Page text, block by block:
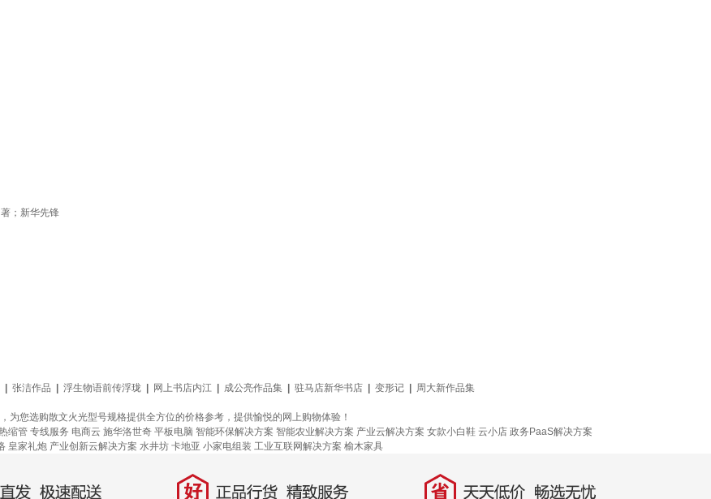
；新华先锋
张洁作品 浮生物语前传浮珑 网上书店内江 成公亮作品集 驻马店新华书店 变形记
周大新作品集
您选购散文火光型号规格提供全方位的价格参考，提供愉悦的网上购物体验！
缩管 专线服务 电商云 施华洛世奇 平板电脑 智能环保解决方案 智能农业解决方案 产业云解决方案 女款小白鞋 云小店 政务PaaS解决方案
皇家礼炮 产业创新云解决方案 水井坊 卡地亚 小家电组装 工业互联网解决方案 榆木家具
，极速配送 好 正品行货，精致服务 省 天天低价，畅选无忧